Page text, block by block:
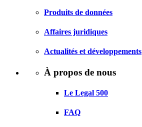
Produits de données
Affaires juridiques
Actualités et développements
À propos de nous
Le Legal 500
FAQ